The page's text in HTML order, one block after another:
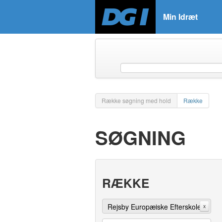
Min Idræt
Række søgning med hold Række
SØGNING
RÆKKE
Rejsby Europæiske Efterskole x